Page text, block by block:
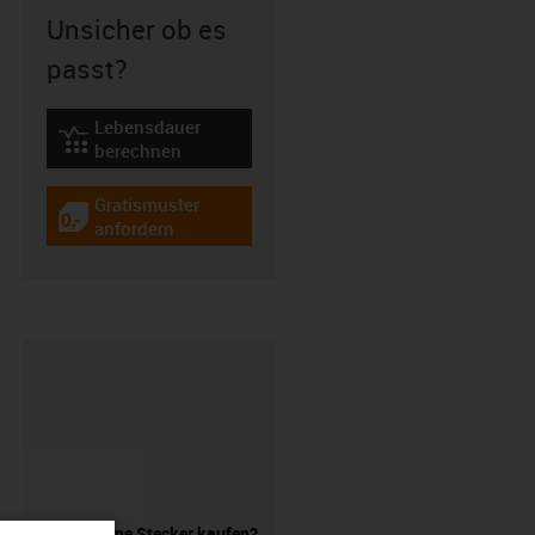
Unsicher ob es
passt?
igus-icon-lebensdauerrechner
Lebensdauer
berechnen
igus-icon-gratismuster
Gratismuster
anfordern